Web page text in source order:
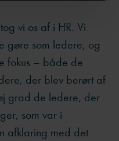
vi os af i HR. Vi
gøre som ledere, og
fokus – både de
der blev berørt af
grad de ledere, der
som var i
afklaring med det